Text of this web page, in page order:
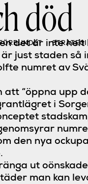
STRATEGI
död
det är inte
just staden så
numret av
“öppna upp
i
den nya
ut
man kan